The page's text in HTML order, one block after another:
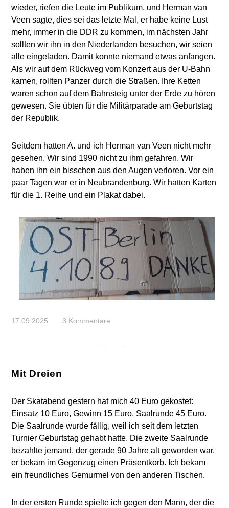
wieder, riefen die Leute im Publikum, und Herman van
Veen sagte, dies sei das letzte Mal, er habe keine Lust
mehr, immer in die DDR zu kommen, im nächsten Jahr
sollten wir ihn in den Niederlanden besuchen, wir seien
alle eingeladen. Damit konnte niemand etwas anfangen.
Als wir auf dem Rückweg vom Konzert aus der U-Bahn
kamen, rollten Panzer durch die Straßen. Ihre Ketten
waren schon auf dem Bahnsteig unter der Erde zu hören
gewesen. Sie übten für die Militärparade am Geburtstag
der Republik.
Seitdem hatten A. und ich Herman van Veen nicht mehr
gesehen. Wir sind 1990 nicht zu ihm gefahren. Wir
haben ihn ein bisschen aus den Augen verloren. Vor ein
paar Tagen war er in Neubrandenburg. Wir hatten Karten
für die 1. Reihe und ein Plakat dabei.
17.09.2025 3 Kommentare
Mit Dreien
Der Skatabend gestern hat mich 40 Euro gekostet:
Einsatz 10 Euro, Gewinn 15 Euro, Saalrunde 45 Euro.
Die Saalrunde wurde fällig, weil ich seit dem letzten
Turnier Geburtstag gehabt hatte. Die zweite Saalrunde
bezahlte jemand, der gerade 90 Jahre alt geworden war,
er bekam im Gegenzug einen Präsentkorb. Ich bekam
ein freundliches Gemurmel von den anderen Tischen.
In der ersten Runde spielte ich gegen den Mann, der die